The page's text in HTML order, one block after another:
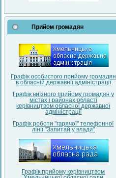
Прийом громадян
Графік особистого прийому громадян
в обласній державнії адміністрації
Графік виїзного прийому громадян у
містах і районах області
керівництвом обласної державної
адміністрації
Графік роботи "гарячої" телефонної
лінії "Запитай у влади"
Графік прийому керівництвом